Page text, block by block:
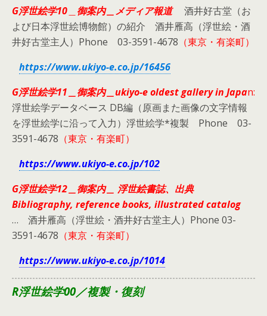
G浮世絵学10
御案内＿メディア報道酒井好古堂（お
よび日本浮世絵博物館）の紹介 酒井雁高（浮世絵・酒
井好古堂主人）Phone 03-3591-4678 （東京・有楽町）
https://www.ukiyo-e.co.jp/16456
G浮世絵学11＿御案内＿ukiyo-e oldest gallery in Japan:
浮世絵学データベース DB編（原画また画像の文字情報
を浮世絵学に沿って入力）浮世絵学*複製 Phone 03-
3591-4678 （東京・有楽町）
https://www.ukiyo-e.co.jp/102
G浮世絵学12＿御案内＿ 浮世絵書誌、出典
Bibliography, reference books, illustrated catalog
… 酒井雁高（浮世絵・酒井好古堂主人）Phone 03-
3591-4678 （東京・有楽町）
https://www.ukiyo-e.co.jp/1014
R浮世絵学00／複製・復刻